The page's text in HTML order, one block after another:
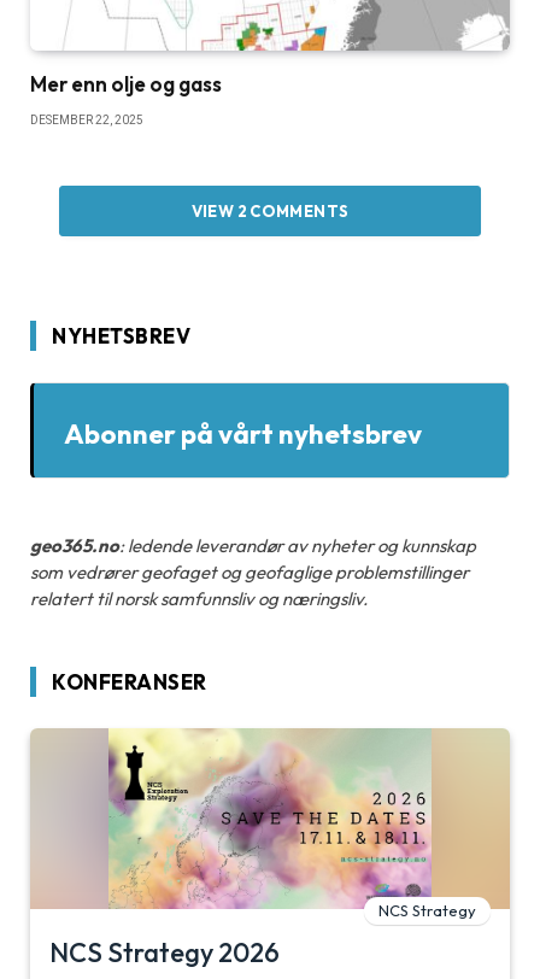
Mer enn olje og gass
DESEMBER 22, 2025
VIEW 2 COMMENTS
NYHETSBREV
Abonner på vårt nyhetsbrev
geo365.no: ledende leverandør av nyheter og kunnskap
som vedrører geofaget og geofaglige problemstillinger
relatert til norsk samfunnsliv og næringsliv.
KONFERANSER
NCS Strategy
NCS Strategy 2026